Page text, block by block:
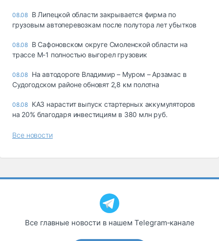
08.08 В Липецкой области закрывается фирма по
грузовым автоперевозкам после полутора лет убытков
08.08 В Сафоновском округе Смоленской области на
трассе М-1 полностью выгорел грузовик
08.08 На автодороге Владимир – Муром – Арзамас в
Судогодском районе обновят 2,8 км полотна
08.08 КАЗ нарастит выпуск стартерных аккумуляторов
на 20% благодаря инвестициям в 380 млн руб.
Все новости
Все главные новости в нашем Telegram‑канале